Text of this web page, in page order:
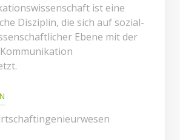
ist eine
Disziplin, die sich auf sozial-
Ebene mit der